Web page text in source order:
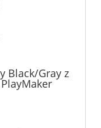
Black/Gray z